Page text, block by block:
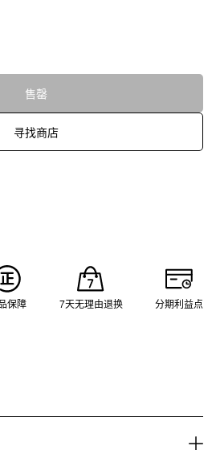
售罄
寻找商店
保障 7天无理由退换 分期利益点